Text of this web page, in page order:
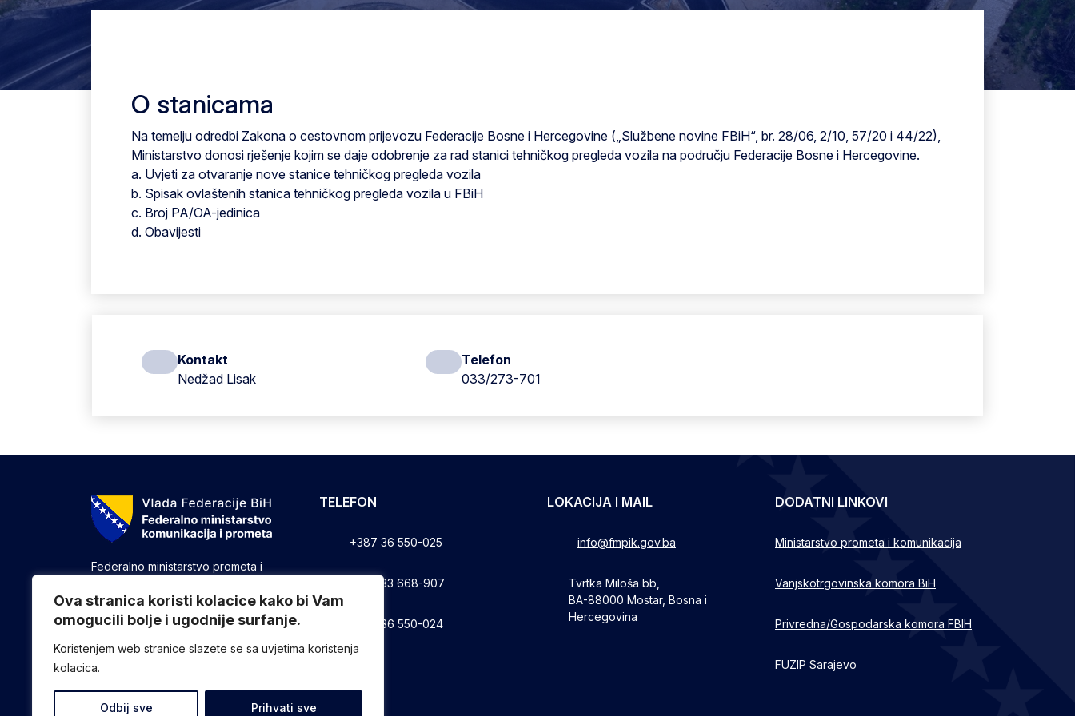
Ova stranica koristi kolacice kako bi Vam
omogucili bolje i ugodnije surfanje.
Koristenjem web stranice slazete se sa uvjetima koristenja
kolacica.
Odbij sve Prihvati sve
O stanicama
Na temelju odredbi Zakona o cestovnom prijevozu Federacije Bosne i Hercegovine („Službene novine FBiH“, br. 28/06, 2/10, 57/20 i 44/22),
Ministarstvo donosi rješenje kojim se daje odobrenje za rad stanici tehničkog pregleda vozila na području Federacije Bosne i Hercegovine.
a. Uvjeti za otvaranje nove stanice tehničkog pregleda vozila
b. Spisak ovlaštenih stanica tehničkog pregleda vozila u FBiH
c. Broj PA/OA-jedinica
d. Obavijesti
Kontakt
Nedžad Lisak
Telefon
033/273-701
Federalno ministarstvo prometa i
druge poslove utvrđene zakonom koji
se odnose na ostvarivanje nadležnosti
Federacije u oblasti prometa i
komunikacija.
TELEFON
+387 36 550-025
+387 33 668-907
+387 36 550-024
LOKACIJA I MAIL
info@fmpik.gov.ba
Tvrtka Miloša bb,
BA-88000 Mostar, Bosna i
Hercegovina
DODATNI LINKOVI
Ministarstvo prometa i komunikacija
Vanjskotrgovinska komora BiH
Privredna/Gospodarska komora FBIH
FUZIP Sarajevo